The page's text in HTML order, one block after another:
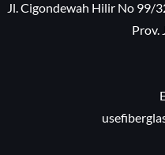
Jl. Cigondewah Hilir No 99/
Prov.